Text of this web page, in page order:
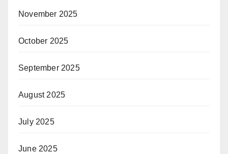
November 2025
October 2025
September 2025
August 2025
July 2025
June 2025